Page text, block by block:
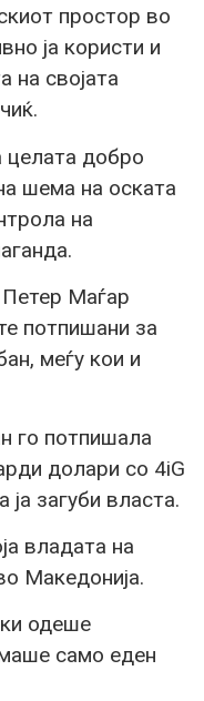
простор во
ја користи и
својата
целата добро
шема на оската
на
Петер Маѓар
потпишани за
меѓу кои и
го потпишала
долари со 4iG
загуби власта.
владата на
Македонија.
одеше
само еден